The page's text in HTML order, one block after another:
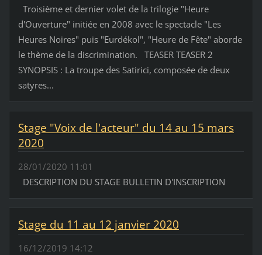
Troisième et dernier volet de la trilogie "Heure
d'Ouverture" initiée en 2008 avec le spectacle "Les
Heures Noires" puis "Eurdékol", "Heure de Fête" aborde
le thème de la discrimination. TEASER TEASER 2
SYNOPSIS : La troupe des Satirici, composée de deux
satyres...
Stage "Voix de l'acteur" du 14 au 15 mars
2020
28/01/2020 11:01
DESCRIPTION DU STAGE BULLETIN D'INSCRIPTION
Stage du 11 au 12 janvier 2020
16/12/2019 14:12